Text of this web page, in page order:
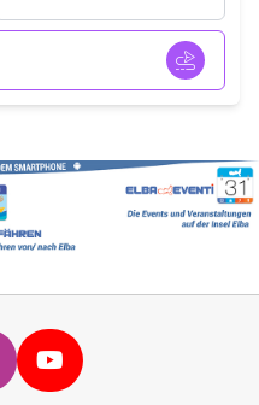
Facebook
su Instagram
Infoelba su YouTube